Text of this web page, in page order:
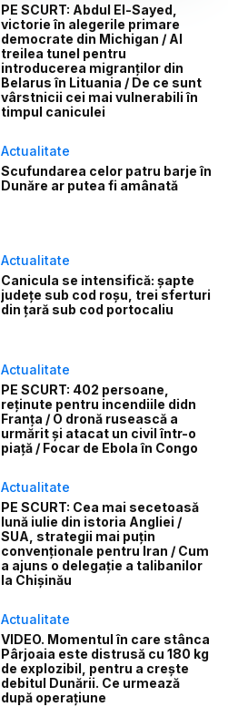
PE SCURT: Abdul El-Sayed,
victorie în alegerile primare
democrate din Michigan / Al
treilea tunel pentru
introducerea migranților din
Belarus în Lituania / De ce sunt
vârstnicii cei mai vulnerabili în
timpul caniculei
Actualitate
Scufundarea celor patru barje în
Dunăre ar putea fi amânată
Actualitate
Canicula se intensifică: șapte
județe sub cod roșu, trei sferturi
din țară sub cod portocaliu
Actualitate
PE SCURT: 402 persoane,
reținute pentru incendiile didn
Franța / O dronă rusească a
urmărit și atacat un civil într-o
piață / Focar de Ebola în Congo
Actualitate
PE SCURT: Cea mai secetoasă
lună iulie din istoria Angliei /
SUA, strategii mai puțin
convenționale pentru Iran / Cum
a ajuns o delegație a talibanilor
la Chișinău
Actualitate
VIDEO. Momentul în care stânca
Pârjoaia este distrusă cu 180 kg
de explozibil, pentru a crește
debitul Dunării. Ce urmează
după operațiune